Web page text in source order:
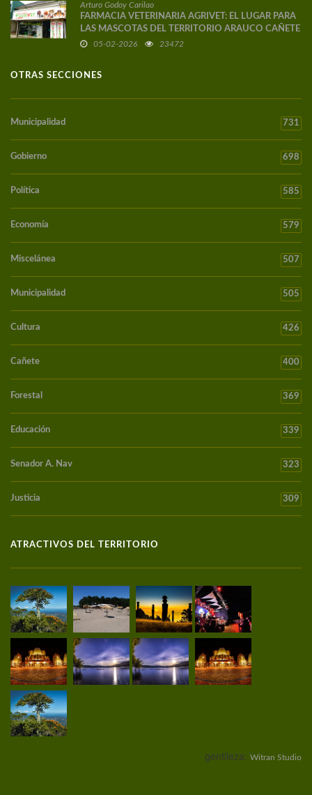
Arturo Godoy Carilao
FARMACIA VETERINARIA AGRIVET: EL LUGAR PARA
LAS MASCOTAS DEL TERRITORIO ARAUCO CAÑETE
05-02-2026 23472
OTRAS SECCIONES
Municipalidad 731
Gobierno 698
Política 585
Economía 579
Miscelánea 507
Municipalidad 505
Cultura 426
Cañete 400
Forestal 369
Educación 339
Senador A. Nav 323
Justicia 309
ATRACTIVOS DEL TERRITORIO
gentileza: Witran Studio